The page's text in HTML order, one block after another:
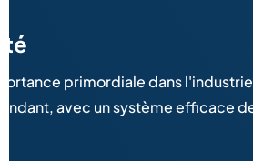
primordiale dans
avec un système efficace